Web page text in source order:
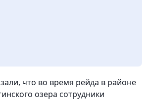
что во время рейда в районе
озера сотрудники